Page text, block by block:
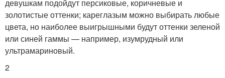
девушкам подойдут персиковые, коричневые и
золотистые оттенки; кареглазым можно выбирать любые
цвета, но наиболее выигрышными будут оттенки зеленой
или синей гаммы — например, изумрудный или
ультрамариновый.
2